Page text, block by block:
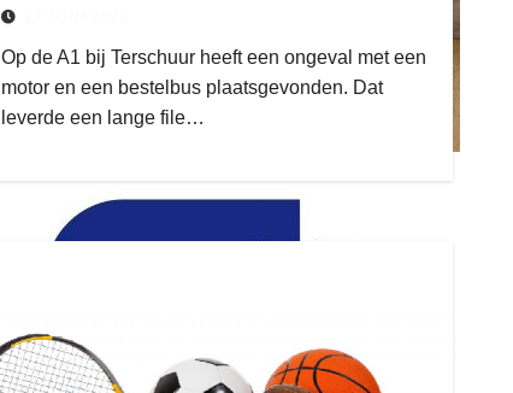
zielman
Op de A1 bij Terschuur heeft een ongeval met een
motor en een bestelbus plaatsgevonden. Dat
leverde een lange file…